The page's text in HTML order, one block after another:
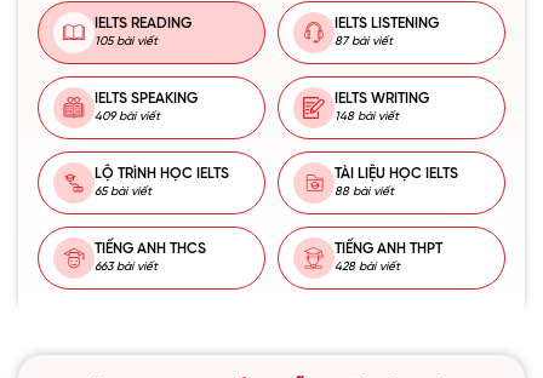
IELTS READING
105 bài viết
IELTS LISTENING
87 bài viết
IELTS SPEAKING
409 bài viết
IELTS WRITING
148 bài viết
LỘ TRÌNH HỌC IELTS
65 bài viết
TÀI LIỆU HỌC IELTS
88 bài viết
TIẾNG ANH THCS
663 bài viết
TIẾNG ANH THPT
428 bài viết